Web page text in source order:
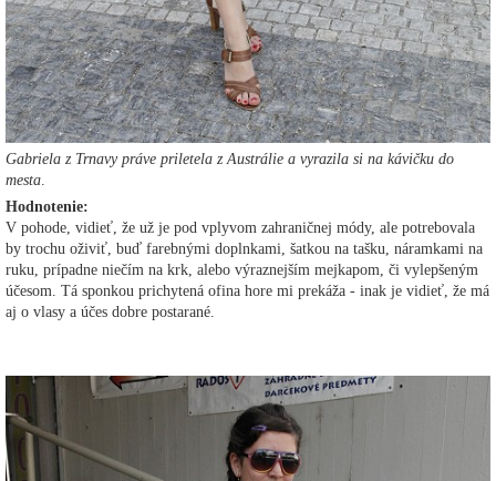
Gabriela z Trnavy práve priletela z Austrálie a vyrazila si na kávičku do
mesta
Hodnotenie:
V pohode, vidieť, že už je pod vplyvom zahraničnej módy, ale potrebovala
by trochu oživiť, buď farebnými doplnkami, šatkou na tašku, náramkami na
ruku, prípadne niečím na krk, alebo výraznejším mejkapom, či vylepšeným
účesom. Tá sponkou prichytená ofina hore mi prekáža - inak je vidieť, že má
aj o vlasy a účes dobre postarané.